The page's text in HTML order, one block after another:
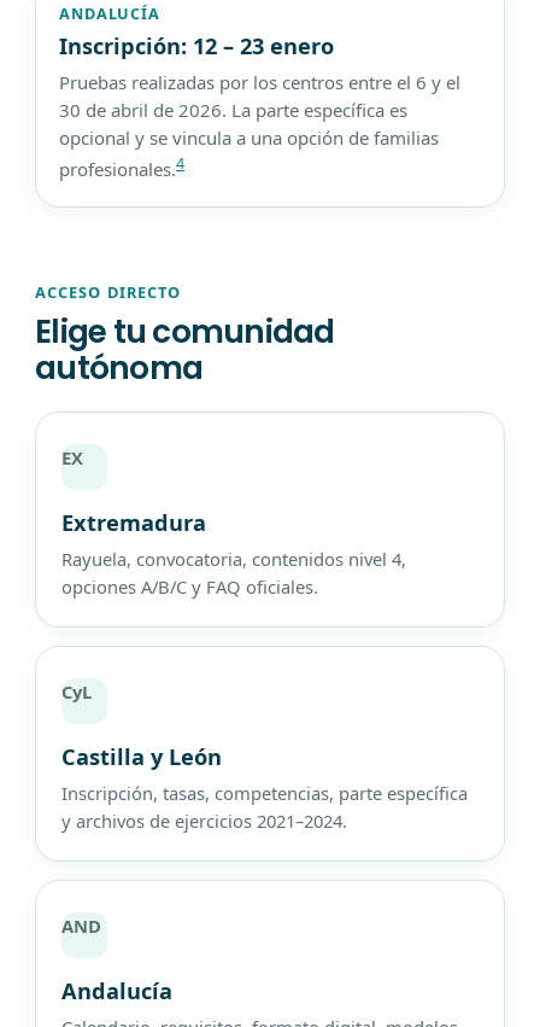
ANDALUCÍA
Inscripción: 12 – 23 enero
Pruebas realizadas por los centros entre el 6 y el
30 de abril de 2026. La parte específica es
opcional y se vincula a una opción de familias
profesionales.4
ACCESO DIRECTO
Elige tu comunidad
autónoma
EX
Extremadura
Rayuela, convocatoria, contenidos nivel 4,
opciones A/B/C y FAQ oficiales.
CyL
Castilla y León
Inscripción, tasas, competencias, parte específica
y archivos de ejercicios 2021–2024.
AND
Andalucía